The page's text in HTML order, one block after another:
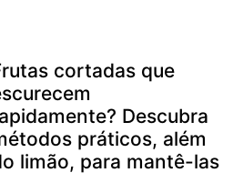
cortadas que
Descubra
práticos, além
limão, para mantê-las